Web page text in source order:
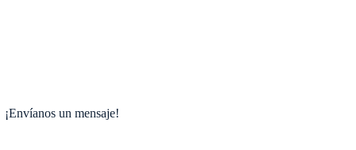
¡Envíanos un mensaje!